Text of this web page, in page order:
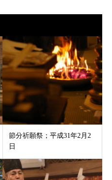
節分祈願祭；平成31年2月2
日